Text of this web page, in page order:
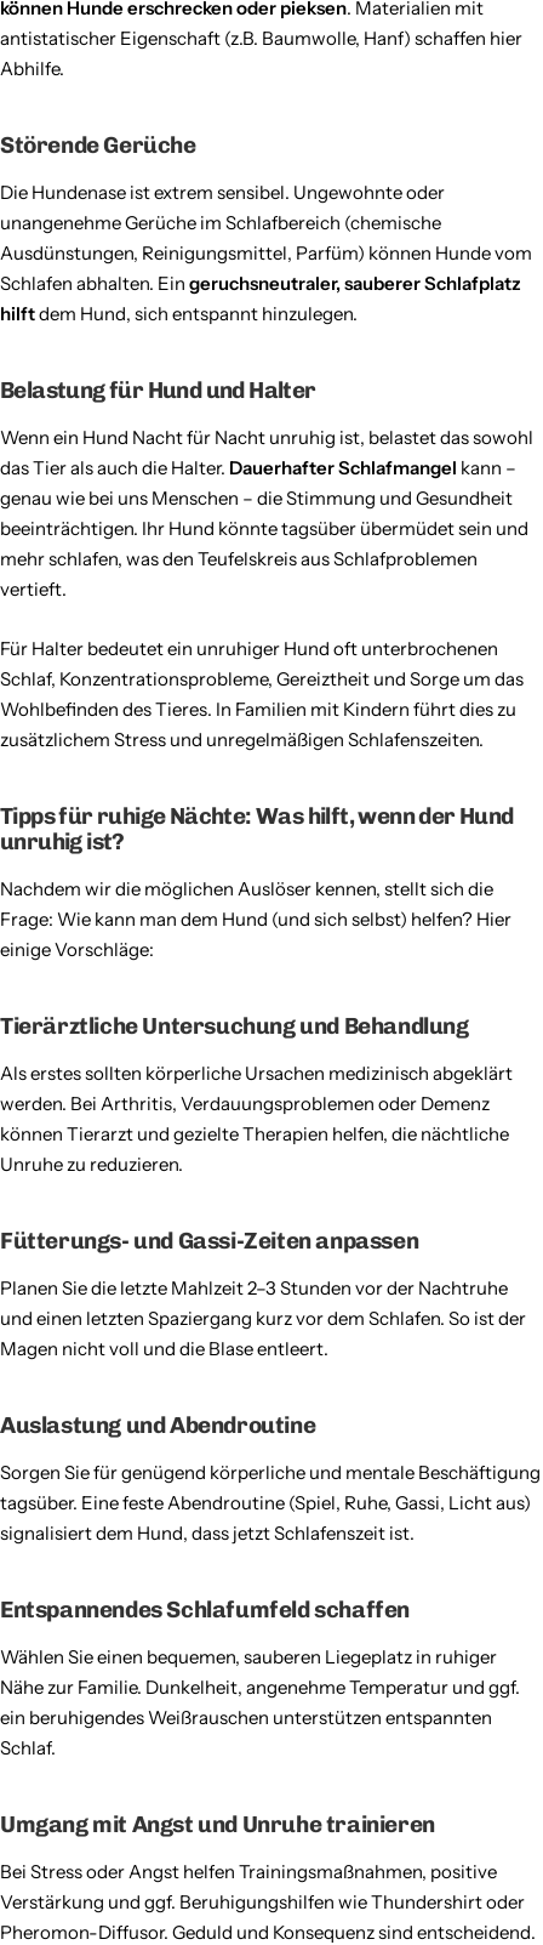
können Hunde erschrecken oder pieksen. Materialien mit
antistatischer Eigenschaft (z.B. Baumwolle, Hanf) schaffen hier
Abhilfe.
Störende Gerüche
Die Hundenase ist extrem sensibel. Ungewohnte oder
unangenehme Gerüche im Schlafbereich (chemische
Ausdünstungen, Reinigungsmittel, Parfüm) können Hunde vom
Schlafen abhalten. Ein geruchsneutraler, sauberer Schlafplatz
hilftdem Hund, sich entspannt hinzulegen.
Belastung für Hund und Halter
Wenn ein Hund Nacht für Nacht unruhig ist, belastet das sowohl
das Tier als auch die Halter. Dauerhafter Schlafmangel kann –
genau wie bei uns Menschen – die Stimmung und Gesundheit
beeinträchtigen. Ihr Hund könnte tagsüber übermüdet sein und
mehr schlafen, was den Teufelskreis aus Schlafproblemen
vertieft.
Für Halter bedeutet ein unruhiger Hund oft unterbrochenen
Schlaf, Konzentrationsprobleme, Gereiztheit und Sorge um das
Wohlbefinden des Tieres. In Familien mit Kindern führt dies zu
zusätzlichem Stress und unregelmäßigen Schlafenszeiten.
Tipps für ruhige Nächte: Was hilft, wenn der Hund
unruhig ist?
Nachdem wir die möglichen Auslöser kennen, stellt sich die
Frage: Wie kann man dem Hund (und sich selbst) helfen? Hier
einige Vorschläge:
Tierärztliche Untersuchung und Behandlung
Als erstes sollten körperliche Ursachen medizinisch abgeklärt
werden. Bei Arthritis, Verdauungsproblemen oder Demenz
können Tierarzt und gezielte Therapien helfen, die nächtliche
Unruhe zu reduzieren.
Fütterungs- und Gassi-Zeiten anpassen
Planen Sie die letzte Mahlzeit 2–3 Stunden vor der Nachtruhe
und einen letzten Spaziergang kurz vor dem Schlafen. So ist der
Magen nicht voll und die Blase entleert.
Auslastung und Abendroutine
Sorgen Sie für genügend körperliche und mentale Beschäftigung
tagsüber. Eine feste Abendroutine (Spiel, Ruhe, Gassi, Licht aus)
signalisiert dem Hund, dass jetzt Schlafenszeit ist.
Entspannendes Schlafumfeld schaffen
Wählen Sie einen bequemen, sauberen Liegeplatz in ruhiger
Nähe zur Familie. Dunkelheit, angenehme Temperatur und ggf.
ein beruhigendes Weißrauschen unterstützen entspannten
Schlaf.
Umgang mit Angst und Unruhe trainieren
Bei Stress oder Angst helfen Trainingsmaßnahmen, positive
Verstärkung und ggf. Beruhigungshilfen wie Thundershirt oder
Pheromon-Diffusor. Geduld und Konsequenz sind entscheidend.